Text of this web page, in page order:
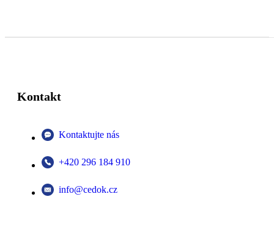
Kontakt
Kontaktujte nás
+420 296 184 910
info@cedok.cz